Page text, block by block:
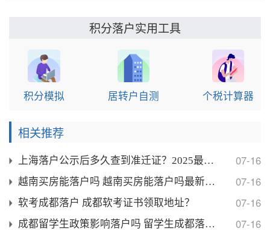
积分落户实用工具
积分模拟 居转户自测 个税计算器
相关推荐
上海落户公示后多久查到准迁证？2025最新落户公示 07-16
越南买房能落户吗 越南买房能落户吗最新消息？ 07-16
软考成都落户 成都软考证书领取地址？ 07-16
成都留学生政策影响落户吗 留学生成都落户条件？ 07-16